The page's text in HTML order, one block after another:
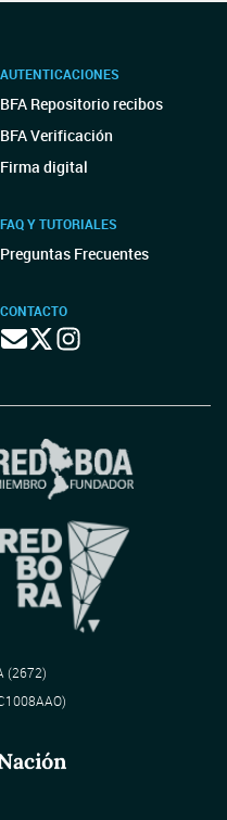
AUTENTICACIONES
BFA Repositorio recibos
BFA Verificación
Firma digital
FAQ Y TUTORIALES
Preguntas Frecuentes
CONTACTO
(2672)